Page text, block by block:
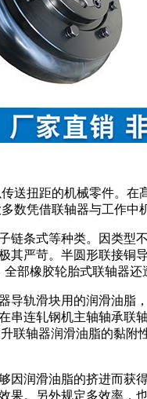
送扭距的机械零件。
数凭借联轴器与工作中
条式等种类。因类
严苛。半圆形联接
部橡胶轮胎式联轴器还
轨滑块用的润滑油
连轧钢机主轴轴承
联轴器润滑油脂的黏
润滑油脂的挤进而
。另外规定多效率，